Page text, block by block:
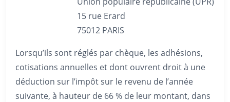
15 rue Erard
75012 PARIS
Lorsqu’ils sont réglés par chèque, les adhésions,
cotisations annuelles et dont ouvrent droit à une
déduction sur l’impôt sur le revenu de l’année
suivante, à hauteur de 66 % de leur montant, dans